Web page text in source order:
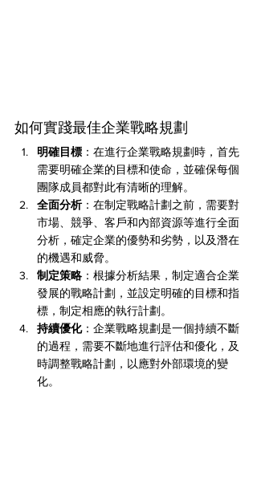
如何實踐最佳企業戰略規劃
明確目標 ：在進行企業戰略規劃時，首先
需要明確企業的目標和使命，並確保每個
團隊成員都對此有清晰的理解。
全面分析：在制定戰略計劃之前，需要對
市場、競爭、客戶和內部資源等進行全面
分析，確定企業的優勢和劣勢，以及潛在
的機遇和威脅。
制定策略 ：根據分析結果，制定適合企業
發展的戰略計劃，並設定明確的目標和指
標，制定相應的執行計劃。
持續優化：企業戰略規劃是一個持續不斷
的過程，需要不斷地進行評估和優化，及
時調整戰略計劃，以應對外部環境的變
化。